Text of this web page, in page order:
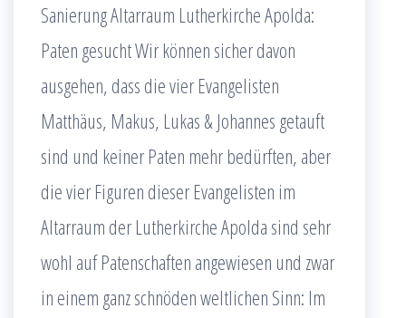
Sanierung Altarraum Lutherkirche Apolda:
Paten gesucht Wir können sicher davon
ausgehen, dass die vier Evangelisten
Matthäus, Makus, Lukas & Johannes getauft
sind und keiner Paten mehr bedürften, aber
die vier Figuren dieser Evangelisten im
Altarraum der Lutherkirche Apolda sind sehr
wohl auf Patenschaften angewiesen und zwar
in einem ganz schnöden weltlichen Sinn: Im